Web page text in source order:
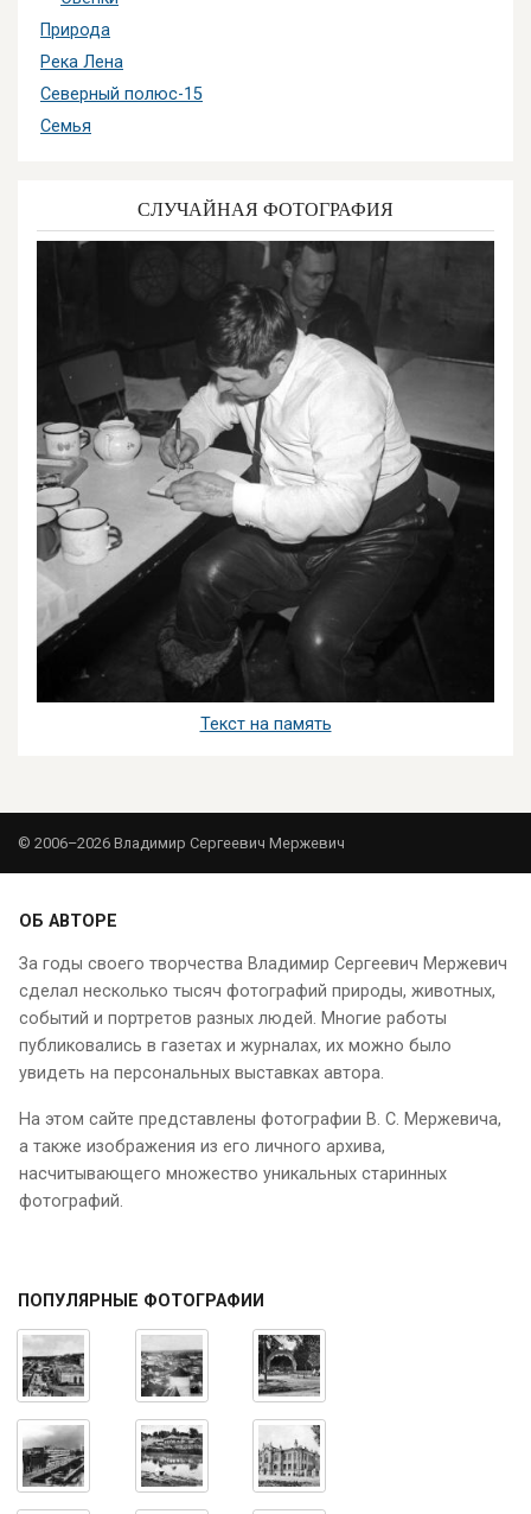
Природа
Река Лена
Северный полюс-15
Семья
СЛУЧАЙНАЯ ФОТОГРАФИЯ
Текст на память
© 2006–2026 Владимир Сергеевич Мержевич
ОБ АВТОРЕ
За годы своего творчества Владимир Сергеевич Мержевич
сделал несколько тысяч фотографий природы, животных,
событий и портретов разных людей. Многие работы
публиковались в газетах и журналах, их можно было
увидеть на персональных выставках автора.
На этом сайте представлены фотографии В. С. Мержевича,
а также изображения из его личного архива,
насчитывающего множество уникальных старинных
фотографий.
ПОПУЛЯРНЫЕ ФОТОГРАФИИ